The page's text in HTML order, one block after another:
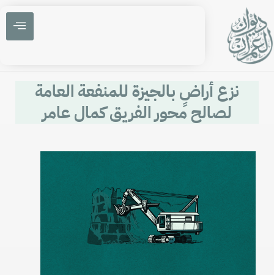
نزع أراضٍ بالجيزة للمنفعة العامة
لصالح محور الفريق كمال عامر